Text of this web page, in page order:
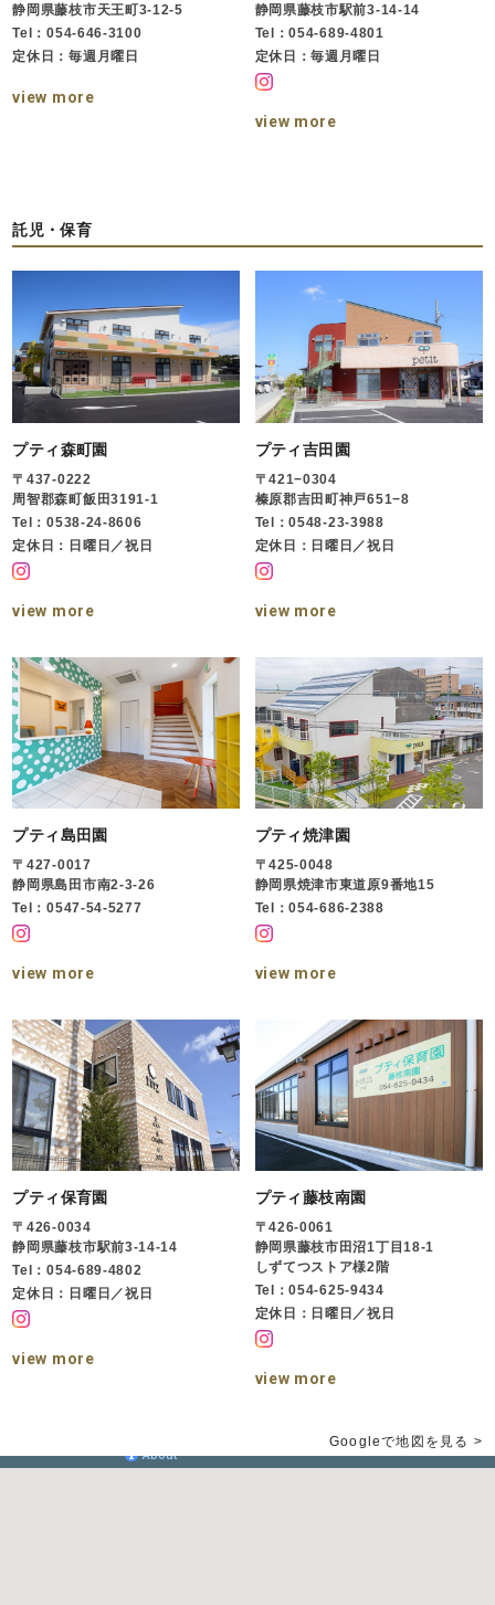
静岡県藤枝市天王町3-12-5
Tel：054-646-3100
定休日：毎週月曜日
view more
静岡県藤枝市駅前3-14-14
Tel：054-689-4801
定休日：毎週月曜日
view more
託児・保育
プティ森町園
〒437-0222
周智郡森町飯田3191-1
Tel：0538-24-8606
定休日：日曜日／祝日
view more
プティ吉田園
〒421−0304
榛原郡吉田町神戸651−8
Tel：0548-23-3988
定休日：日曜日／祝日
view more
プティ島田園
〒427-0017
静岡県島田市南2-3-26
Tel：0547-54-5277
view more
プティ焼津園
〒425-0048
静岡県焼津市東道原9番地15
Tel：054-686-2388
view more
プティ保育園
〒426-0034
静岡県藤枝市駅前3-14-14
Tel：054-689-4802
定休日：日曜日／祝日
view more
プティ藤枝南園
〒426-0061
静岡県藤枝市田沼1丁目18-1
しずてつストア様2階
Tel：054-625-9434
定休日：日曜日／祝日
view more
Googleで地図を見る >